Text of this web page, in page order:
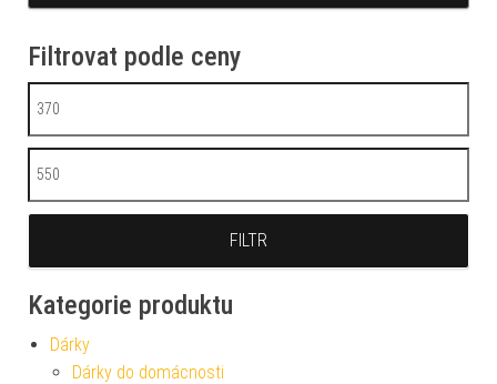
Filtrovat podle ceny
Minimální cena
Maximální cena
FILTR
Kategorie produktu
Dárky
Dárky do domácnosti